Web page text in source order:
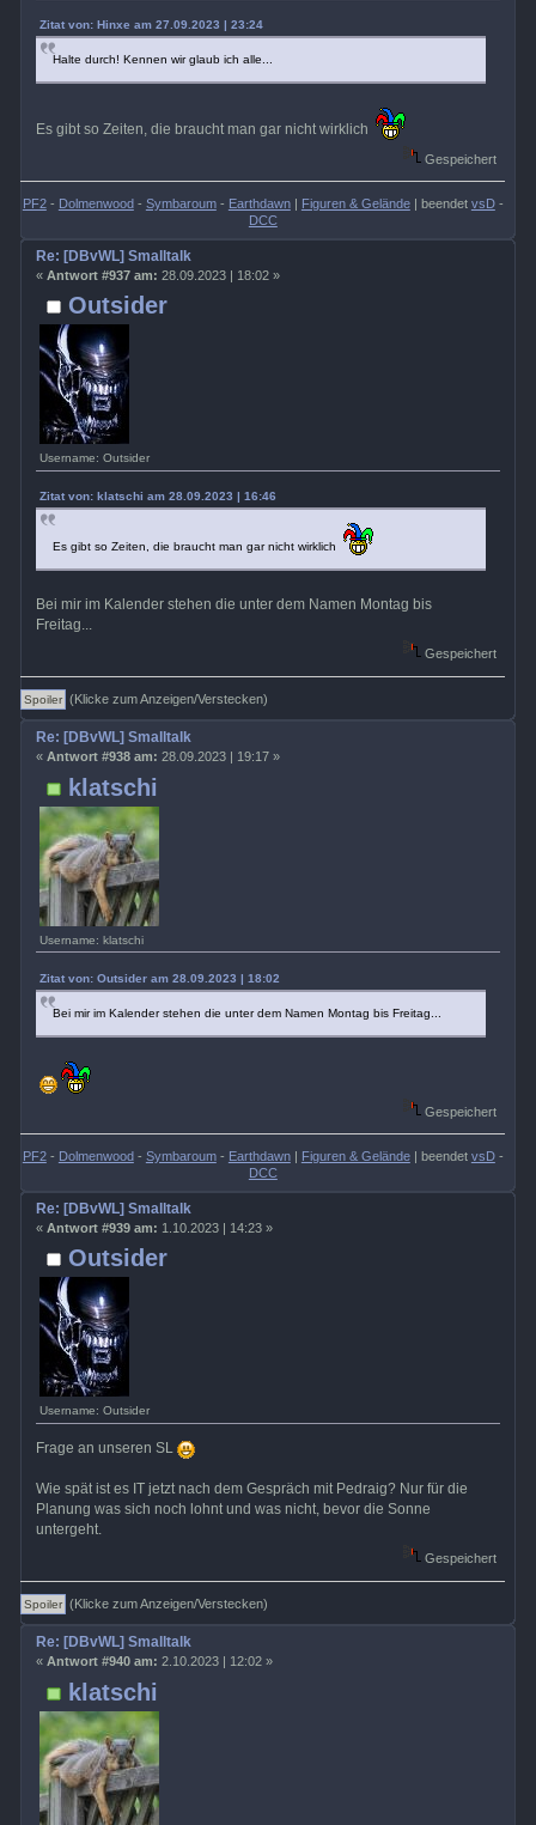
Zitat von: Hinxe am 27.09.2023 | 23:24
Halte durch! Kennen wir glaub ich alle...
Es gibt so Zeiten, die braucht man gar nicht wirklich
Gespeichert
PF2- Dolmenwood- Symbaroum- Earthdawn| Figuren & Gelände| beendet vsD-
DCC
Outsider
Username: Outsider
Re: [DBvWL] Smalltalk
« Antwort #937 am: 28.09.2023 | 18:02 »
Zitat von: klatschi am 28.09.2023 | 16:46
Es gibt so Zeiten, die braucht man gar nicht wirklich
Bei mir im Kalender stehen die unter dem Namen Montag bis
Freitag...
Gespeichert
(Klicke zum Anzeigen/Verstecken)
klatschi
Username: klatschi
Re: [DBvWL] Smalltalk
« Antwort #938 am: 28.09.2023 | 19:17 »
Zitat von: Outsider am 28.09.2023 | 18:02
Bei mir im Kalender stehen die unter dem Namen Montag bis Freitag...
Gespeichert
PF2- Dolmenwood- Symbaroum- Earthdawn| Figuren & Gelände| beendet vsD-
DCC
Outsider
Username: Outsider
Re: [DBvWL] Smalltalk
« Antwort #939 am: 1.10.2023 | 14:23 »
Frage an unseren SL
Wie spät ist es IT jetzt nach dem Gespräch mit Pedraig? Nur für die
Planung was sich noch lohnt und was nicht, bevor die Sonne
untergeht.
Gespeichert
(Klicke zum Anzeigen/Verstecken)
klatschi
Re: [DBvWL] Smalltalk
« Antwort #940 am: 2.10.2023 | 12:02 »